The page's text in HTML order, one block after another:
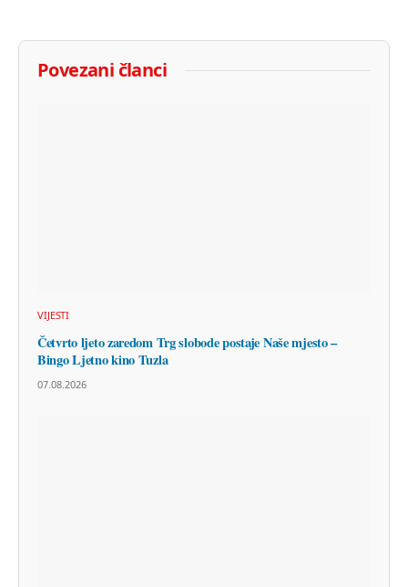
Povezani članci
VIJESTI
Četvrto ljeto zaredom Trg slobode postaje Naše mjesto –
Bingo Ljetno kino Tuzla
07.08.2026